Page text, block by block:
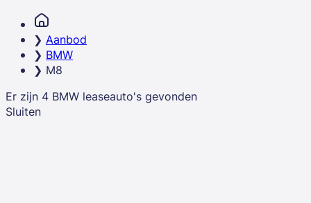
Aanbod
BMW
M8
Er zijn 4 BMW leaseauto's gevonden
Sluiten